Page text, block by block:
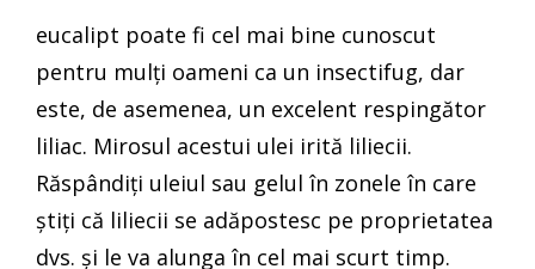
eucalipt poate fi cel mai bine cunoscut
pentru mulți oameni ca un insectifug, dar
este, de asemenea, un excelent respingător
liliac. Mirosul acestui ulei irită liliecii.
Răspândiți uleiul sau gelul în zonele în care
știți că liliecii se adăpostesc pe proprietatea
dvs. și le va alunga în cel mai scurt timp.